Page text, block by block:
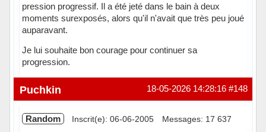
pression progressif. Il a été jeté dans le bain à deux
moments surexposés, alors qu'il n'avait que très peu joué
auparavant.
Je lui souhaite bon courage pour continuer sa
progression.
Hors ligne #148
18-05-2026 14:28:16
Puchkin
Random Inscrit(e): 06-06-2005 Messages: 17 637